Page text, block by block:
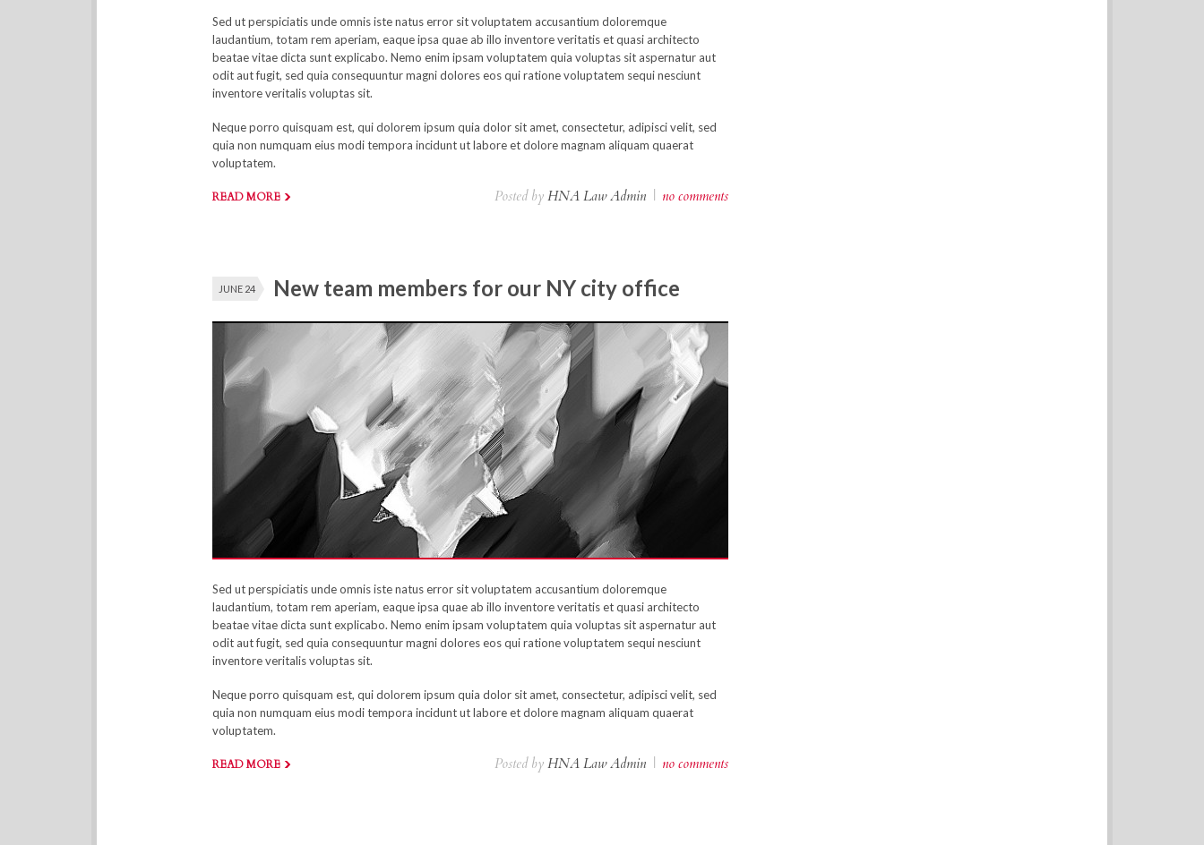
Sed ut perspiciatis unde omnis iste natus error sit voluptatem accusantium doloremque
laudantium, totam rem aperiam, eaque ipsa quae ab illo inventore veritatis et quasi architecto
beatae vitae dicta sunt explicabo. Nemo enim ipsam voluptatem quia voluptas sit aspernatur aut
odit aut fugit, sed quia consequuntur magni dolores eos qui ratione voluptatem sequi nesciunt
inventore veritalis voluptas sit.
Neque porro quisquam est, qui dolorem ipsum quia dolor sit amet, consectetur, adipisci velit, sed
quia non numquam eius modi tempora incidunt ut labore et dolore magnam aliquam quaerat
voluptatem.
READ MORE Posted by HNA Law Admin | no comments
JUNE 24 New team members for our NY city office
Sed ut perspiciatis unde omnis iste natus error sit voluptatem accusantium doloremque
laudantium, totam rem aperiam, eaque ipsa quae ab illo inventore veritatis et quasi architecto
beatae vitae dicta sunt explicabo. Nemo enim ipsam voluptatem quia voluptas sit aspernatur aut
odit aut fugit, sed quia consequuntur magni dolores eos qui ratione voluptatem sequi nesciunt
inventore veritalis voluptas sit.
Neque porro quisquam est, qui dolorem ipsum quia dolor sit amet, consectetur, adipisci velit, sed
quia non numquam eius modi tempora incidunt ut labore et dolore magnam aliquam quaerat
voluptatem.
READ MORE Posted by HNA Law Admin | no comments